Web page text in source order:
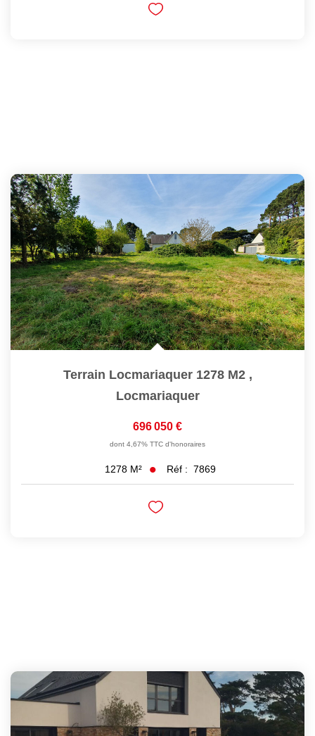
Terrain Locmariaquer 1278 M2 ,
Locmariaquer
696 050 €
dont 4,67% TTC d'honoraires
1278 M² Réf : 7869